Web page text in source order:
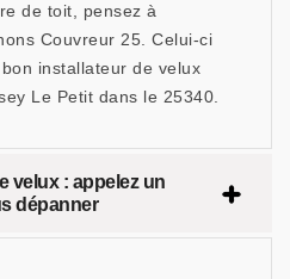
de toit, pensez à
Couvreur 25. Celui-ci
installateur de velux
Le Petit dans le 25340.
velux : appelez un
dépanner